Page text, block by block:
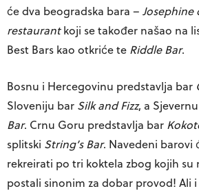
će dva beogradska bara – Josephine
restaurantkoji se također našao na
Best Bars kao otkriće te Riddle Bar.
Bosnu i Hercegovinu predstavlja bar
Sloveniju bar Silk and Fizz, a
Bar. Crnu Goru predstavlja bar
splitski String’s Bar. Navedeni barovi
rekreirati po tri koktela zbog kojih su
postali sinonim za dobar provod! Ali